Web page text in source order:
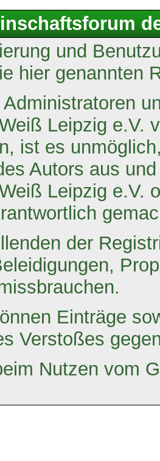
und
hier genannten
Leipzig e.V.
ist es
Autors aus
Leipzig e.V.
der
Einträge
Verstoßes
Nutzen vom